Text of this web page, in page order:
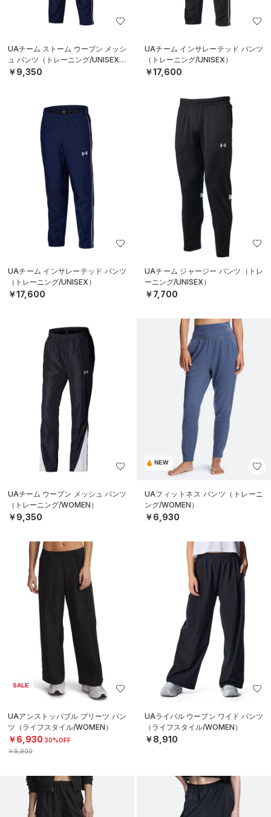
UAチーム ストーム ウーブン メッシ
ュ パンツ（トレーニング/UNISEX）
￥9,350
UAチーム インサレーテッド パンツ
（トレーニング/UNISEX）
￥17,600
UAチーム インサレーテッド パンツ
（トレーニング/UNISEX）
￥17,600
UAチーム ジャージー パンツ（トレ
ーニング/UNISEX）
￥7,700
UAチーム ウーブン メッシュ パンツ
（トレーニング/WOMEN）
￥9,350
NEW
UAフィットネス パンツ（トレーニ
ング/WOMEN）
￥6,930
SALE
UAアンストッパブル プリーツ パン
ツ（ライフスタイル/WOMEN）
￥6,930 30%OFF
￥9,900
UAライバル ウーブン ワイド パンツ
（ライフスタイル/WOMEN）
￥8,910